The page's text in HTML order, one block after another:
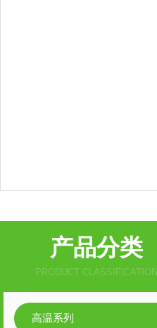
产品分类
PRODUCT CLASSIFICATION
高温系列